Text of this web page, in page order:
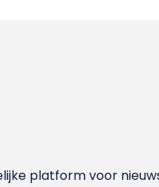
platform voor